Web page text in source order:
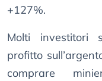
+127%.
Molti investitori
profitto
comprare